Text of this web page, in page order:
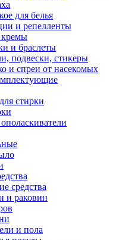
для белья
и репелленты
и браслеты
подвески, стикеры
и спреи от насекомых
стирки
средства
и раковин
и пола